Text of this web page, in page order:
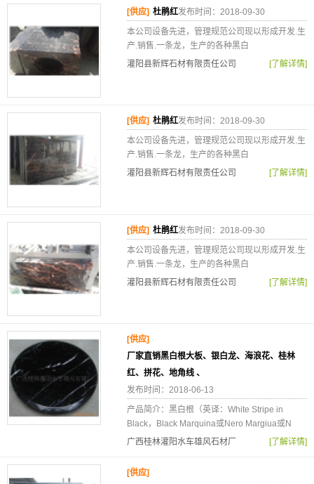
[供应] 杜鹃红发布时间：2018-09-30
本公司设备先进，管理规范公司现以形成开发.生
产.销售.一条龙，生产的各种黑白
灌阳县新辉石材有限责任公司
[了解详情]
[供应] 杜鹃红发布时间：2018-09-30
本公司设备先进，管理规范公司现以形成开发.生
产.销售.一条龙，生产的各种黑白
灌阳县新辉石材有限责任公司
[了解详情]
[供应] 杜鹃红发布时间：2018-09-30
本公司设备先进，管理规范公司现以形成开发.生
产.销售.一条龙，生产的各种黑白
灌阳县新辉石材有限责任公司
[了解详情]
[供应]
厂家直销黑白根大板、银白龙、海浪花、桂林
红、拼花、地角线 、
发布时间：2018-06-13
产品简介：黑白根（英译：White Stripe in
Black，Black Marquina或Nero Margiua或N
广西桂林灌阳水车雄风石材厂
[了解详情]
[供应]